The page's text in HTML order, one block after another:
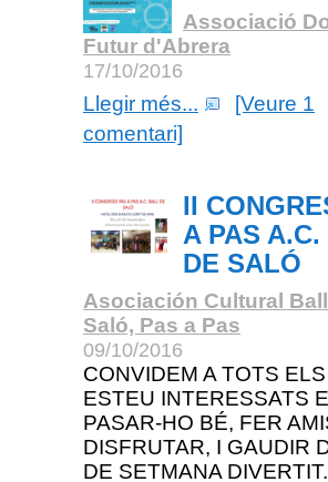
Associació
Futur d'Abrera
17/10/2016
Llegir més...
[Veure 1
comentari]
II
A PAS
DE SALÓ
Asociación Cultural
Saló, Pas a Pas
09/10/2016
CONVIDEM A TOTS
ESTEU INTERESSATS
PASAR-HO BÉ, FER
DISFRUTAR, I GAUDIR
DE SETMANA DIVERTIT.